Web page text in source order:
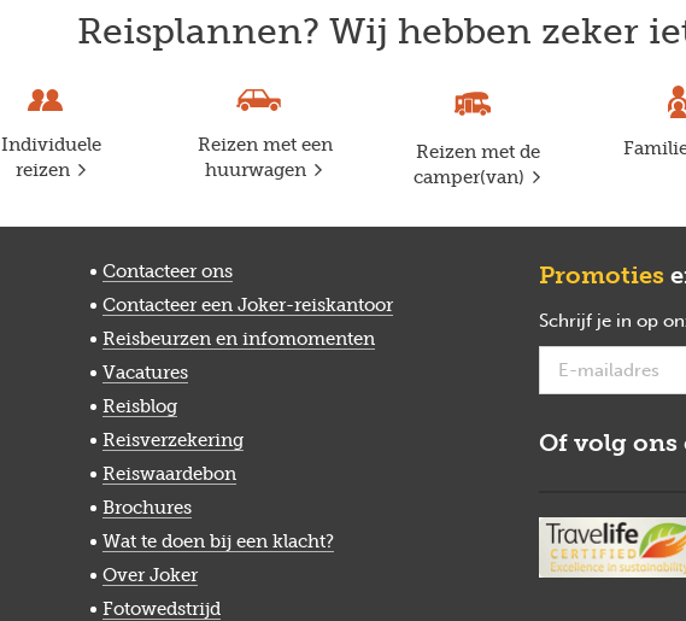
Reisplannen? Wij hebben zeker
Individuele
reizen
Reizen met een
huurwagen
Reizen met de
camper(van)
Contacteer ons
Contacteer een Joker-reiskantoor
Reisbeurzen en infomomenten
Vacatures
Reisblog
Reisverzekering
Reiswaardebon
Brochures
Wat te doen bij een klacht?
Over Joker
Fotowedstrijd
Promoties
Schrijf je in op
Of volg ons